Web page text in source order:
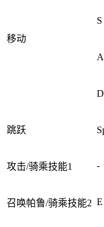
移动
跳跃
攻击/骑乘技能1 -
召唤帕鲁/骑乘技能2 E